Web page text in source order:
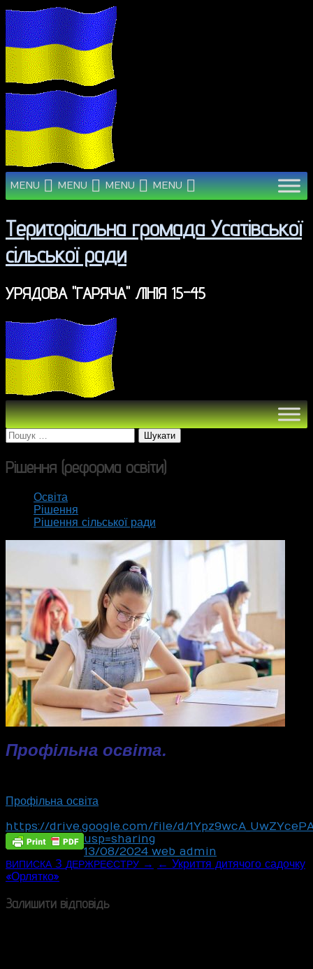
MENU MENU MENU MENU
Територіальна громада Усатівської
сільської ради
УРЯДОВА "ГАРЯЧА" ЛІНІЯ 15-45
Пошук:
Рішення (реформа освіти)
Освіта
Рішення
Рішення сільської ради
Профільна освіта.
Профільна освіта
https://drive.google.com/file/d/
usp=sharing
13/08/2024 web_admin
Post
navigation
ВИПИСКА З ДЕРЖРЕЄСТРУ →
← Укриття дитячого садочку
«Орлятко»
Залишити відповідь